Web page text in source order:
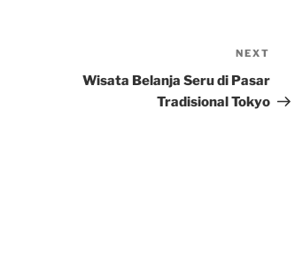
Post
NEXT
Wisata Belanja Seru di Pasar
Tradisional Tokyo